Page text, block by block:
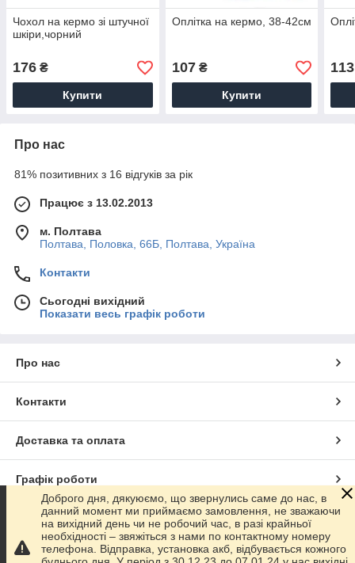
Чохол на кермо зі штучної
шкіри,чорний
176 ₴
Купити
Оплітка на кермо, 38-42см
107₴
Купити
113
Про нас
81% позитивних з 16 відгуків за рік
Працює з 13.02.2013
м. Полтава
Полтава, Половка, 66Б, Полтава, Україна
Контакти
Сьогодні вихідний
Показати весь графік роботи
Про нас
Контакти
Доставка та оплата
Графік роботи
Повна версія сайту
Сайт створено на маркетплейсіProm.ua
Доброго дня, дякуюємо, що звернулись саме до нас, в
данний момент ми приймаємо замовлення, не зважаючи
на вихідний день чи не робочий час, в разі крайньої
необхідності – звяжіться з нами по контактному номеру
телефона. Відправка, установка акб, відбувається кожного